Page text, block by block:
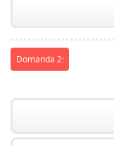
Domanda 2: